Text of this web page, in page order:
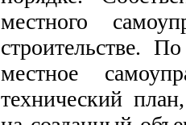
местного
строительстве.
местное
технический